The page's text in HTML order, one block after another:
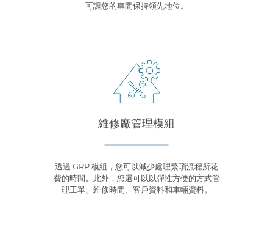
可讓您的車間保持領先地位。
維修廠管理模組
透過 GRP 模組，您可以減少處理繁瑣流程所花
費的時間。此外，您還可以以彈性方便的方式管
理工單、維修時間、客戶資料和車輛資料。